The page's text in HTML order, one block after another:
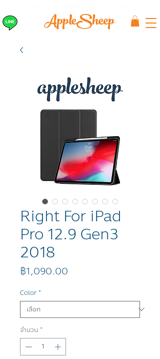
Right For iPad
Pro 12.9 Gen3
2018
฿1,090.00
Color *
จำนวน *